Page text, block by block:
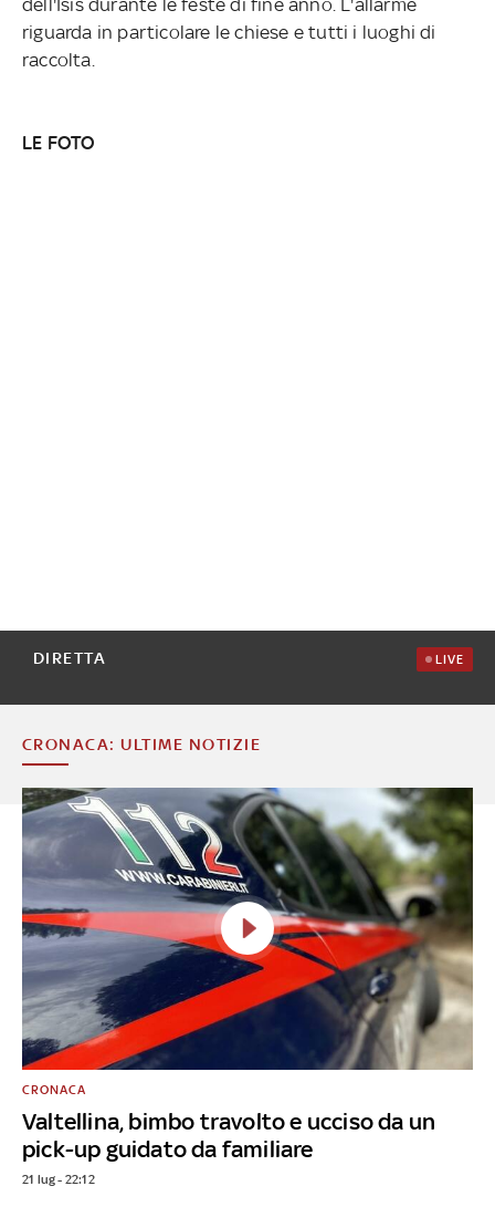
riguarda in particolare le chiese e tutti i luoghi di
raccolta.
LE FOTO
DIRETTA LIVE
CRONACA: ULTIME NOTIZIE
Valtellina, bimbo travolto e ucciso da un
pick-up guidato da familiare
CRONACA
21 lug - 22:12